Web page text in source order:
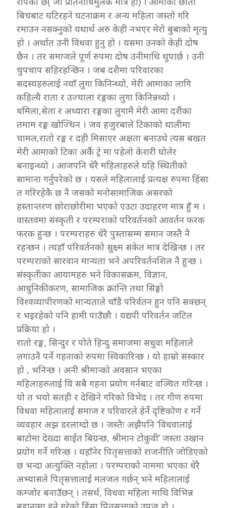
बिचबाट घटिरहने घटनाक्रम र अन्य महिला जस्तो गरि
रमाउन नसक्नुको यथार्थ अरु केही नभएर मेरो बुबाको मृत्यु
हो । अर्थात उनी विधवा हुनु हो । यसमा उनको केही दोष
छैन । तर समाजले पूर्ण रुपमा दोष उनीमाथि थुपार्छ । उनी
चुपचाप सहिरहन्छिन । जब दशैमा परिवारका
सदस्यहरुलाई नयाँ लुगा किनिन्थ्यो, मेरी आमाका लागि
कहिल्यै राता र उज्याला रंङ्गका लुगा किनिन्नथ्यो ।
धमिला,सेता र अध्यारा रङ्गका लुगामै मेरी आमा दशैंका
तमाम रङ्ग खोज्थिन । जव हजुरबाले टिकाको थालीमा
चामल,रातो रङ्ग र दही मिसाएर अक्षता बनाउथे त्यस बखत
मेरी आमाको टिका अर्कै ट्रे मा पहेलो केशरी घोलेर
बनाइन्थ्यो । आजपनि धेरै महिलाहरुले यहि स्थितीको
सामाना गर्नुपरेको छ । यसले महिलालाई प्रत्यक्ष रुपमा हिंसा
त गरिरहेकै छ नै जसको मनोसामाजिक असरको
हस्तान्तरण छोराछोरीमा भएको एउटा उदाहरण मात्र हुँ म ।
वास्तवमा संस्कृती र परम्पराको परिवर्तनको आवर्तन फरक
फरक हुन्छ । परम्पराहरु धेरै पुस्तासम्म समान जस्तै नै
रहन्छन । त्यहाँ परिवर्तनको सुक्ष्म संकेत मात्र देखिन्छ । तर
परम्पराको सारवान मान्यता भने अपरिवर्तनशिल नै हुन्छ ।
संस्कृतीका आयामहरु भने विकासक्रम, विज्ञान,
आधुनिकीकरण, सामाजिक क्रान्ति तथा सिङ्गो
विश्वव्यापीरणको मान्यताले चाँडै परिर्वतन हुन पनि सक्छन्
र भइरहेको पनि हामी पाउँछौ । यद्यपी परिवर्तन जटिल
प्रक्रिया हो ।
रातो रङ्ग, सिन्दुर र पोते हिन्दु समाजमा सधुवा महिलाले
लगाउनै पर्ने गहनाको रुपमा स्विकारिन्छ । यो हाम्रो संस्कार
हो , भनिन्छ । अनी श्रीमान्को अवसान भएका
महिलाहरुलाई यि सबै गहना प्रयोग गर्नबाट वञ्चित गरिन्छ ।
यो त भयो सतही र देखिने गरिको विभेद । तर गौण रुपमा
विधवा महिलालाई समाज र परिवारले हेर्ने दृष्टिकोण र गर्ने
व्यवहार अझ डरलाग्दो छ । जस्तैः अझैपनि ‘विधवालाई
बाटोमा देख्दा साईत बिग्रन्छ, श्रीमान टोकुवी’ जस्ता उखान
प्रयोग गर्ने गरिन्छ । यहाँनेर पितृसत्ताको राजनीति जोडिएको
छ भन्दा अत्युक्ति नहोला । परम्पराको नाममा भएका धेरै
अभ्यासले पितृसत्तालाई मलजल गर्छन् भने महिलालाई
कम्जोर बनाउँछन् । तसर्थ, विधवा महिला माथि विभिन्न